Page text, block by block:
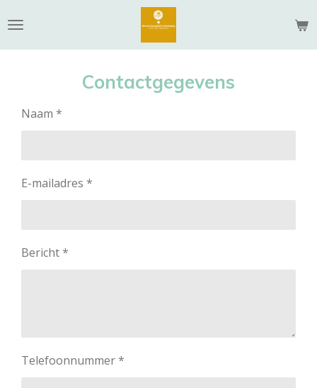
direct
naar
Contactgegevens
Naam *
E-mailadres *
Bericht *
Telefoonnummer *